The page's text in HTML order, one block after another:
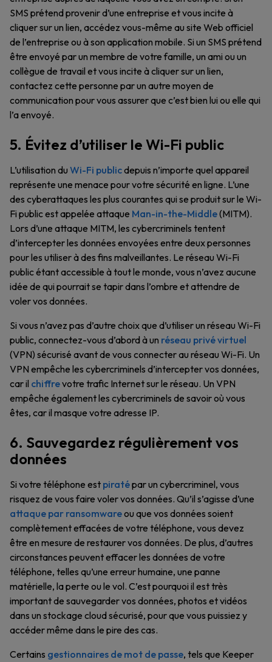
SMS prétend provenir d’une entreprise et vous incite à
cliquer sur un lien, accédez vous-même au site Web officiel
de l’entreprise ou à son application mobile. Si un SMS prétend
être envoyé par un membre de votre famille, un ami ou un
collègue de travail et vous incite à cliquer sur un lien,
contactez cette personne par un autre moyen de
communication pour vous assurer que c’est bien lui ou elle qui
l’a envoyé.
5. Évitez d’utiliser le Wi-Fi public
L’utilisation du Wi-Fi publicdepuis n’importe quel appareil
représente une menace pour votre sécurité en ligne. L’une
des cyberattaques les plus courantes qui se produit sur le Wi-
Fi public est appelée attaque Man-in-the-Middle(MITM).
Lors d’une attaque MITM, les cybercriminels tentent
d’intercepter les données envoyées entre deux personnes
pour les utiliser à des fins malveillantes. Le réseau Wi-Fi
public étant accessible à tout le monde, vous n’avez aucune
idée de qui pourrait se tapir dans l’ombre et attendre de
voler vos données.
Si vous n’avez pas d’autre choix que d’utiliser un réseau Wi-Fi
public, connectez-vous d’abord à un réseau privé virtuel
(VPN) sécurisé avant de vous connecter au réseau Wi-Fi. Un
VPN empêche les cybercriminels d’intercepter vos données,
car il chiffrevotre trafic Internet sur le réseau. Un VPN
empêche également les cybercriminels de savoir où vous
êtes, car il masque votre adresse IP.
6. Sauvegardez régulièrement vos
données
Si votre téléphone est piratépar un cybercriminel, vous
risquez de vous faire voler vos données. Qu’il s’agisse d’une
attaque par ransomwareou que vos données soient
complètement effacées de votre téléphone, vous devez
être en mesure de restaurer vos données. De plus, d’autres
circonstances peuvent effacer les données de votre
téléphone, telles qu’une erreur humaine, une panne
matérielle, la perte ou le vol. C’est pourquoi il est très
important de sauvegarder vos données, photos et vidéos
dans un stockage cloud sécurisé, pour que vous puissiez y
accéder même dans le pire des cas.
Certains gestionnaires de mot de passe, tels que Keeper